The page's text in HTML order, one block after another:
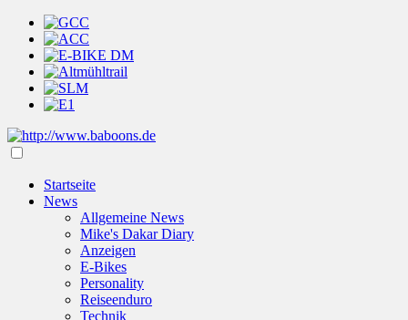
Startseite
News
Allgemeine News
Mike's Dakar Diary
Anzeigen
E-Bikes
Personality
Reiseenduro
Technik